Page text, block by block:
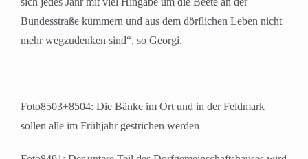
Bundesstraße kümmern und aus dem dörflichen Leben nicht
mehr wegzudenken sind“, so Georgi.
Foto8503+8504: Die Bänke im Ort und in der Feldmark
sollen alle im Frühjahr gestrichen werden